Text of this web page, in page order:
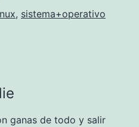
, sistema+operativo
ganas de todo y salir